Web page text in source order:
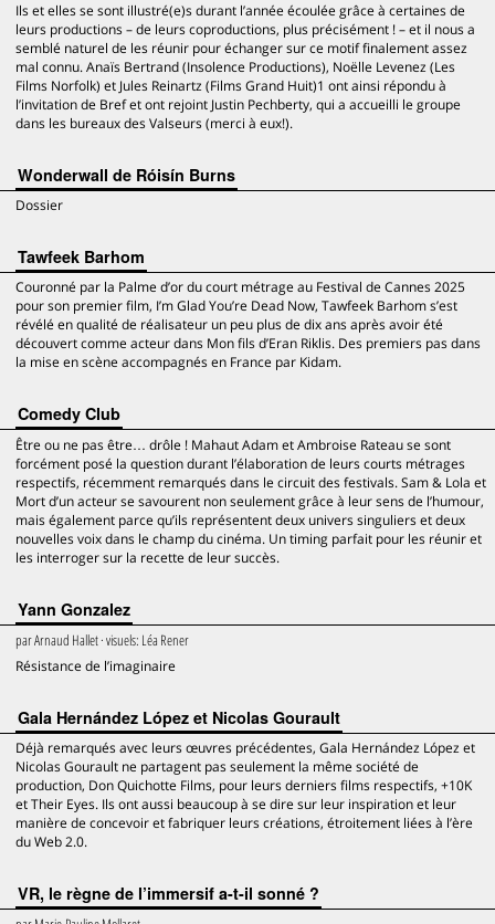
Ils et elles se sont illustré(e)s durant l’année écoulée grâce à certaines de
leurs productions – de leurs coproductions, plus précisément ! – et il nous a
semblé naturel de les réunir pour échanger sur ce motif finalement assez
mal connu. Anaïs Bertrand (Insolence Productions), Noëlle Levenez (Les
Films Norfolk) et Jules Reinartz (Films Grand Huit)1 ont ainsi répondu à
l’invitation de Bref et ont rejoint Justin Pechberty, qui a accueilli le groupe
dans les bureaux des Valseurs (merci à eux!).
Wonderwall de Róisín Burns
Dossier
Tawfeek Barhom
Couronné par la Palme d’or du court métrage au Festival de Cannes 2025
pour son premier film, I’m Glad You’re Dead Now, Tawfeek Barhom s’est
révélé en qualité de réalisateur un peu plus de dix ans après avoir été
découvert comme acteur dans Mon fils d’Eran Riklis. Des premiers pas dans
la mise en scène accompagnés en France par Kidam.
Comedy Club
Être ou ne pas être… drôle ! Mahaut Adam et Ambroise Rateau se sont
forcément posé la question durant l’élaboration de leurs courts métrages
respectifs, récemment remarqués dans le circuit des festivals. Sam & Lola et
Mort d’un acteur se savourent non seulement grâce à leur sens de l’humour,
mais également parce qu’ils représentent deux univers singuliers et deux
nouvelles voix dans le champ du cinéma. Un timing parfait pour les réunir et
les interroger sur la recette de leur succès.
Yann Gonzalez
parArnaud Hallet· visuels: Léa Rener
Résistance de l’imaginaire
Gala Hernández López et Nicolas Gourault
Déjà remarqués avec leurs œuvres précédentes, Gala Hernández López et
Nicolas Gourault ne partagent pas seulement la même société de
production, Don Quichotte Films, pour leurs derniers films respectifs, +10K
et Their Eyes. Ils ont aussi beaucoup à se dire sur leur inspiration et leur
manière de concevoir et fabriquer leurs créations, étroitement liées à l’ère
du Web 2.0.
VR, le règne de l’immersif a-t-il sonné ?